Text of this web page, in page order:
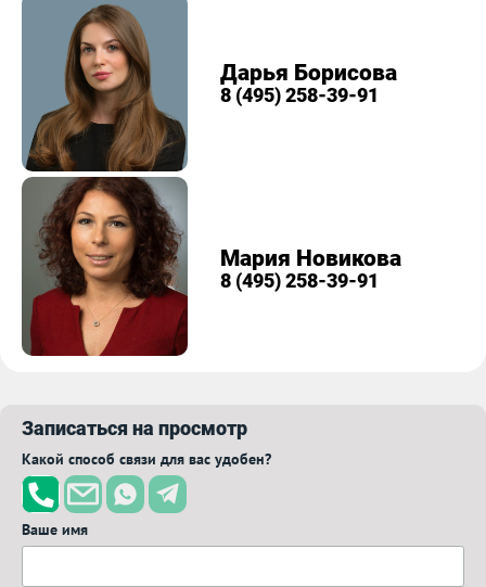
Дарья Борисова
8 (495) 258-39-91
Мария Новикова
8 (495) 258-39-91
Записаться на просмотр
Какой способ связи для вас удобен?
Ваше имя